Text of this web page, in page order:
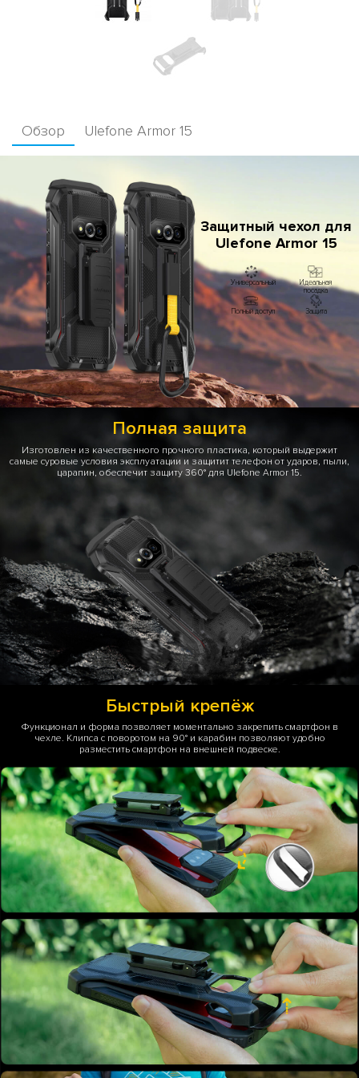
Обзор Ulefone Armor 15
Защитный чехол для
Ulefone Armor 15
Универсальный
Идеальная
посадка
Полный доступ Защита
Полная защита
Изготовлен из качественного прочного пластика, который выдержит
самые суровые условия эксплуатации и защитит телефон от ударов, пыли,
царапин, обеспечит защиту 360° для Ulefone Armor 15.
Быстрый крепёж
Функционал и форма позволяет моментально закрепить смартфон в
чехле. Клипса с поворотом на 90° и карабин позволяют удобно
разместить смартфон на внешней подвеске.